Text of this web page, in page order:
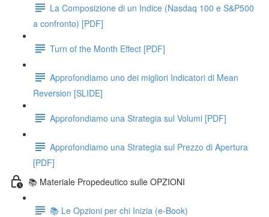
La Composizione di un Indice (Nasdaq 100 e S&P500
a confronto) [PDF]
Turn of the Month Effect [PDF]
Approfondiamo uno dei migliori Indicatori di Mean
Reversion [SLIDE]
Approfondiamo una Strategia sul Volumi [PDF]
Approfondiamo una Strategia sul Prezzo di Apertura
[PDF]
📚 Materiale Propedeutico sulle OPZIONI
📚 Le Opzioni per chi Inizia (e-Book)